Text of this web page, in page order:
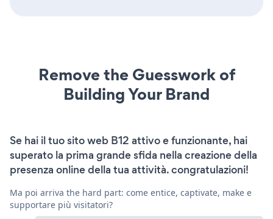
Remove the Guesswork of
Building Your Brand
Se hai il tuo sito web B12 attivo e funzionante, hai
superato la prima grande sfida nella creazione della
presenza online della tua attività. congratulazioni!
Ma poi arriva the hard part: come entice, captivate, make e
supportare più visitatori?